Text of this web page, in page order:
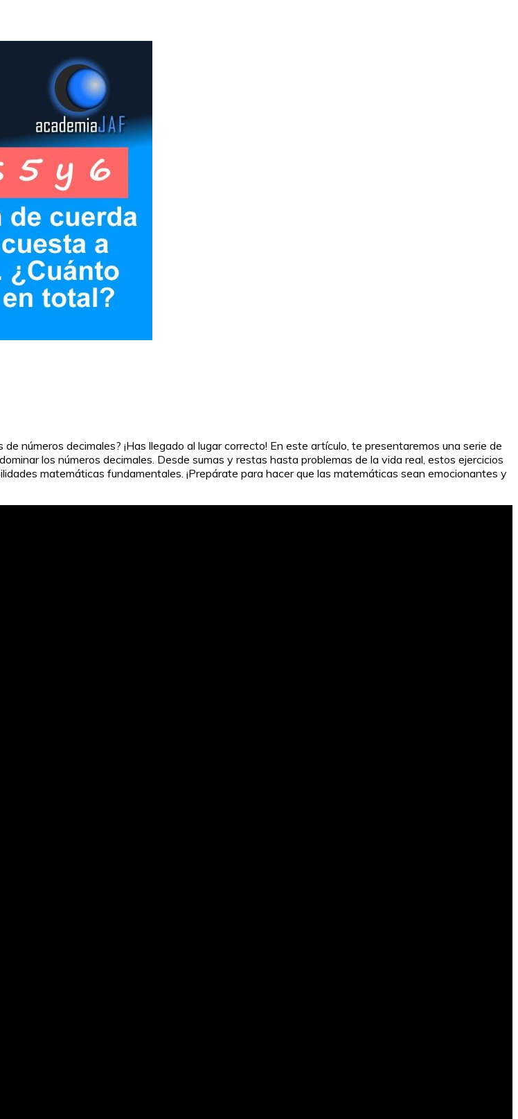
números decimales? ¡Has llegado al lugar correcto! En este artículo, te presentaremos una serie de
los números decimales. Desde sumas y restas hasta problemas de la vida real, estos ejercicios
matemáticas fundamentales. ¡Prepárate para hacer que las matemáticas sean emocionantes y